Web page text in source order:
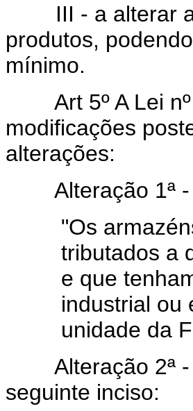
III - a alterar a
produtos,
mínimo.
Art 5º A Lei
modificações
alterações:
Alteração 1ª -
"Os
tributados a
e que
industrial ou
unidade da
Alteração 2ª -
seguinte inciso: